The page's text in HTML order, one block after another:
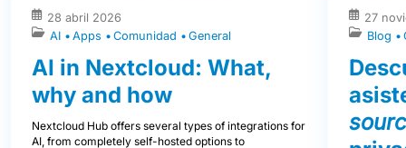
28 abril 2026
AI
Apps Comunidad General
AI in Nextcloud: What,
why and how
Nextcloud Hub offers several types of integrations for
AI, from completely self-hosted options to
27
Blog